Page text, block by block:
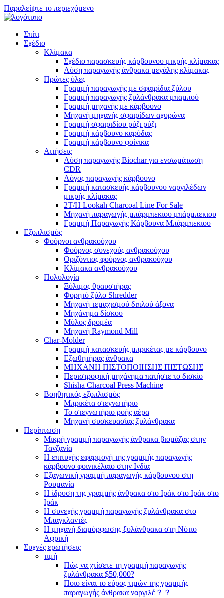
Παραλείψτε το περιεχόμενο
Σπίτι
Σχέδιο
Κλίμακα
Σχέδιο παρασκευής κάρβουνου μικρής κλίμακας
Λύση παραγωγής άνθρακα μεγάλης κλίμακας
Πρώτες ύλες
Γραμμή παραγωγής με σφαιρίδια ξύλου
Γραμμή παραγωγής ξυλάνθρακα μπαμπού
Γραμμή μηχανής με κάρβουνο
Μηχανή μηχανής σφαιρίδων αχυρώνα
Γραμμή σφαιριδίου ρύζι ρύζι
Γραμμή κάρβουνο καρύδας
Γραμμή κάρβουνο φοίνικα
Αιτήσεις
Λύση παραγωγής Biochar για ενσωμάτωση
CDR
Λόγος παραγωγής κάρβουνο
Γραμμή κατασκευής κάρβουνου ναργιλέδων
μικρής κλίμακας
2T/H Lookah Charcoal Line For Sale
Μηχανή παραγωγής μπάρμπεκιου μπάρμπεκιου
Γραμμή Παραγωγής Κάρβουνα Μπάρμπεκιου
Εξοπλισμός
Φούρνοι ανθρακούχου
Φούρνος συνεχούς ανθρακούχου
Οριζόντιος φούρνος ανθρακούχου
Κλίμακα ανθρακούχου
Πολυλογία
Ξύλιμος θραυστήρας
Φορητό ξύλο Shredder
Μηχανή τεμαχισμού διπλού άξονα
Μηχάνημα δίσκου
Μύλος δρομέα
Μηχανή Raymond Mill
Char-Molder
Γραμμή κατασκευής μπρικέτας με κάρβουνο
Εξωθητήρας άνθρακα
ΜΗΧΑΝΗ ΠΙΣΤΟΠΟΙΗΣΗΣ ΠΙΣΤΩΣΗΣ
Περιστροφική μηχάνημα πατήστε το δισκίο
Shisha Charcoal Press Machine
Βοηθητικός εξοπλισμός
Μπρικέτα στεγνωτήριο
Το στεγνωτήριο ροής αέρα
Μηχανή συσκευασίας ξυλάνθρακα
Περίπτωση
Μικρή γραμμή παραγωγής άνθρακα βιομάζας στην
Τανζανία
Η επιτυχής εφαρμογή της γραμμής παραγωγής
κάρβουνο φοινικέλαιο στην Ινδία
Εξαγωνική γραμμή παραγωγής κάρβουνου στη
Ρουμανία
Η ίδρυση της γραμμής άνθρακα στο Ιράκ στο Ιράκ στο
Ιράκ
Η συνεχής γραμμή παραγωγής ξυλάνθρακα στο
Μπαγκλαντές
Η μηχανή διαμόρφωσης ξυλάνθρακα στη Νότιο
Αφρική
Συχνές ερωτήσεις
τιμή
Πώς να χτίσετε τη γραμμή παραγωγής
ξυλάνθρακα $50,000?
Ποιο είναι το εύρος τιμών της γραμμής
παραγωγής άνθρακα ναργιλέ？？